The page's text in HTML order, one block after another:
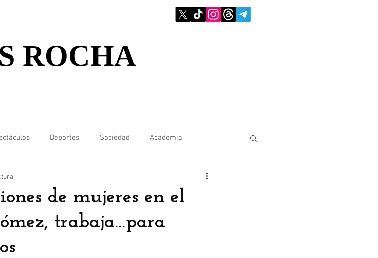
ROCHA
Deportes Sociedad Academia
de mujeres en el
trabaja…para